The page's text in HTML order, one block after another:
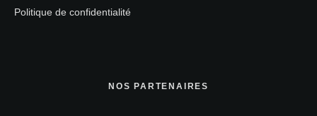
Politique de confidentialité
NOS PARTENAIRES